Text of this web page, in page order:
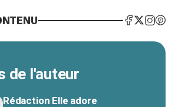
de l'auteur
Rédaction Elle adore